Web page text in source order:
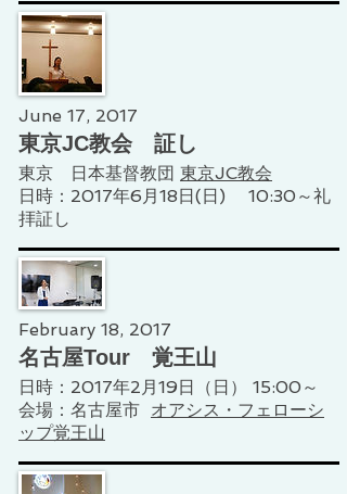
June 17, 2017
東京JC教会 証し
東京 日本基督教団 東京JC教会
​日時：2017年6月18日(日) 10:30～礼
拝証し
February 18, 2017
名古屋Tour 覚王山
日時：2017年2月19日（日） 15:00～
​会場：名古屋市 オアシス・フェローシ
ップ覚王山